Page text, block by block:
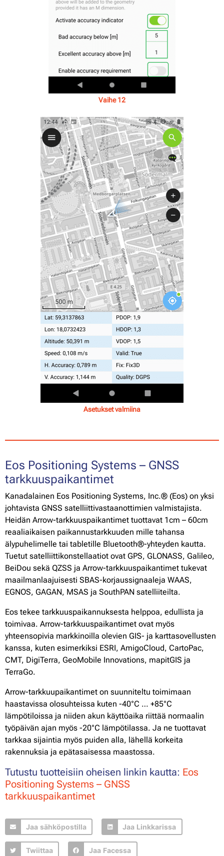
Vaihe 12
Asetukset valmiina
Eos Positioning Systems – GNSS
tarkkuuspaikantimet
Kanadalainen Eos Positioning Systems, Inc.® (Eos) on yksi
johtavista GNSS satelliittivastaanottimien valmistajista.
Heidän Arrow-tarkkuuspaikantimet tuottavat 1cm – 60cm
reaaliaikaisen paikannustarkkuuden mille tahansa
älypuhelimelle tai tabletille Bluetooth®-yhteyden kautta.
Tuetut satelliittikonstellaatiot ovat GPS, GLONASS, Galileo,
BeiDou sekä QZSS ja Arrow-tarkkuuspaikantimet tukevat
maailmanlaajuisesti SBAS-korjaussignaaleja WAAS,
EGNOS, GAGAN, MSAS ja SouthPAN satelliiteilta.
Eos tekee tarkkuuspaikannuksesta helppoa, edullista ja
toimivaa. Arrow-tarkkuuspaikantimet ovat myös
yhteensopivia markkinoilla olevien GIS- ja karttasovellusten
kanssa, kuten esimerkiksi ESRI, AmigoCloud, CartoPac,
CMT, DigiTerra, GeoMobile Innovations, mapitGIS ja
TerraGo.
Arrow-tarkkuupaikantimet on suunniteltu toimimaan
haastavissa olosuhteissa kuten -40°C … +85°C
lämpötiloissa ja niiden akun käyttöaika riittää normaalin
työpäivän ajan myös -20°C lämpötilassa. Ja ne tuottavat
tarkkaa sijaintia myös puiden alla, lähellä korkeita
rakennuksia ja epätasaisessa maastossa.
Tutustu tuotteisiin oheisen linkin kautta: Eos
Positioning Systems – GNSS
tarkkuuspaikantimet
Jaa sähköpostilla Jaa Linkkarissa
Twiittaa Jaa Facessa